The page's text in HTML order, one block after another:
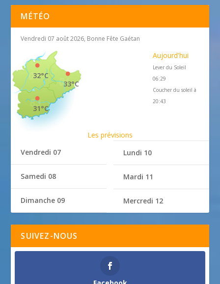
MÉTÉO
Vendredi 07 août 2026, Bonne Fête Gaétan
33°C
32°C
31°C
Aujourd'hui
Lever du Soleil
06:29
Coucher du soleil à
20:43
Les prévisions
Vendredi 07
Samedi 08
Dimanche 09
Lundi 10
Mardi 11
Mercredi 12
SUIVEZ-NOUS